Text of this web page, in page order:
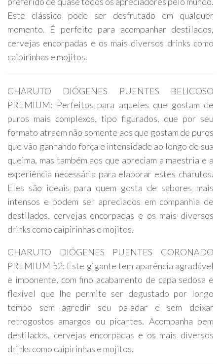
Este clássico pode ser desfrutado em qualquer
momento. É perfeito para acompanhar destilados,
cervejas encorpadas e os mais diversos drinks como
caipirinhas e mojitos.
CHARUTO DIÓGENES PUENTES BELICOSO
PREMIUM: Perfeitos para aqueles que gostam de
puros mais complexos, tipo figurados, que por seu
formato atraem não somente aos que gostam de puros
que vão ganhando força e intensidade ao longo de sua
queima, mas também aos que apreciam a maestria e a
experiência necessária para elaborar estes charutos.
Eles são ideais para quem gosta de sabores mais
intensos e podem ser apreciados em companhia de
destilados, cervejas encorpadas e os mais diversos
drinks como caipirinhas e mojitos.
CHARUTO DIÓGENES PUENTES CORONADO
PREMIUM 52: Este gigante tem aparência agradável
e imponente, com fino acabamento de capa sedosa e
flexível que lhe permite ser degustado por longo
tempo sem agredir seu paladar e sem deixar
retrogostos amargos ou picantes. Acompanha bem
destilados, cervejas encorpadas e os mais diversos
drinks como caipirinhas e mojitos.